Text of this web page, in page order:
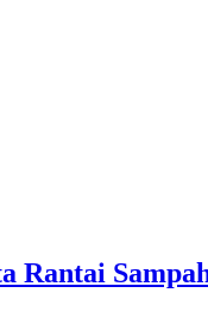
Rantai